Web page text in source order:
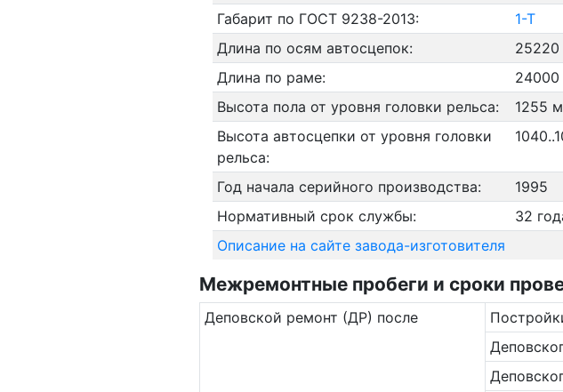
Габарит по ГОСТ 9238-2013:
1-Т
Длина по осям автосцепок:
Длина по раме:
Высота пола от уровня головки рельса:
1255
Высота автосцепки от уровня головки
рельса:
Год начала серийного производства:
1995
Нормативный срок службы:
32
Описание на сайте завода-изготовителя
Межремонтные пробеги и сроки
Де­повс­кой ремонт (ДР) после